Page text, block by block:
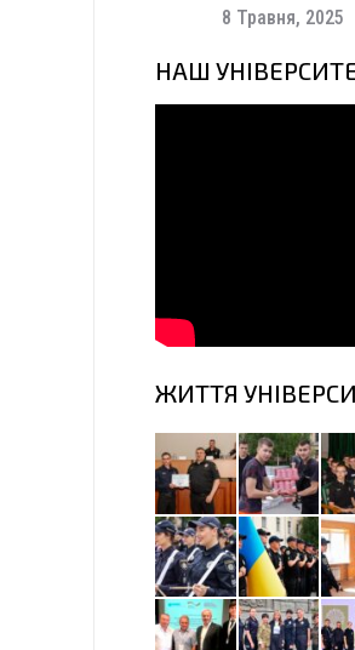
8 Травня, 2025
НАШ
ЖИТТЯ